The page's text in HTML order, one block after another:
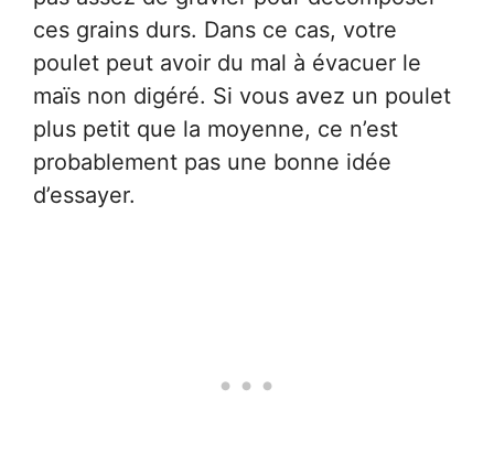
ces grains durs. Dans ce cas, votre
poulet peut avoir du mal à évacuer le
maïs non digéré. Si vous avez un poulet
plus petit que la moyenne, ce n’est
probablement pas une bonne idée
d’essayer.